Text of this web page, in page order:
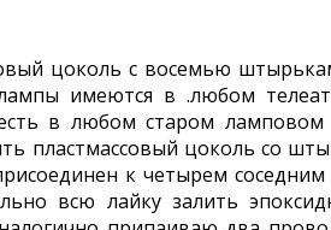
цоколь с восемью
имеются в .любом
в любом старом
пластмассовый цоколь со
к четырем
всю лайку залить